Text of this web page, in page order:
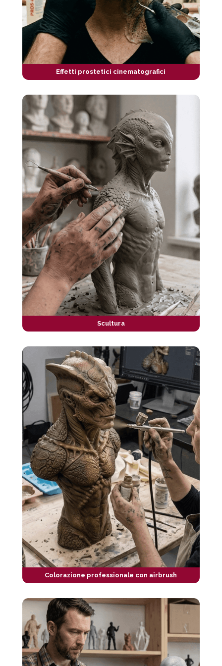
Effetti prostetici cinematografici
Scultura
Colorazione professionale con airbrush